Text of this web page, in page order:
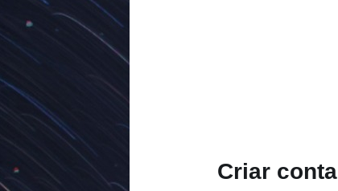
Criar conta